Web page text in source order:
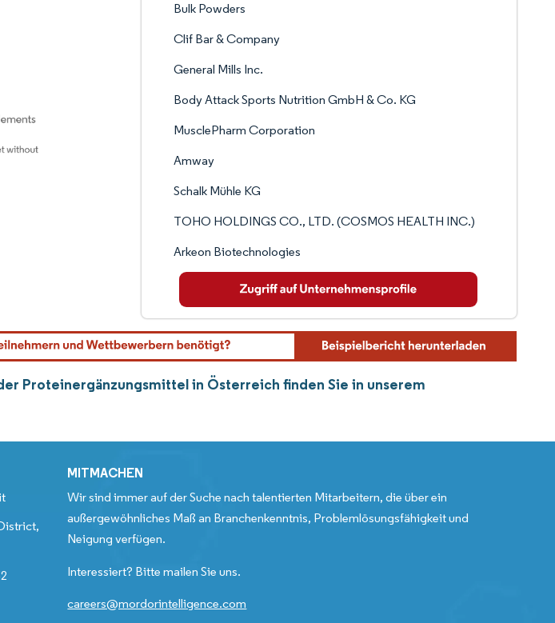
Bulk Powders
Clif Bar & Company
General Mills Inc.
Body Attack Sports Nutrition GmbH & Co. KG
MusclePharm Corporation
Amway
Schalk Mühle KG
TOHO HOLDINGS CO., LTD. (COSMOS HEALTH INC.)
Arkeon Biotechnologies
Proteinergänzungsmittel in Österreich finden Sie in unserem
MITMACHEN
Wir sind immer auf der Suche nach talentierten Mitarbeitern, die über ein
außergewöhnliches Maß an Branchenkenntnis, Problemlösungsfähigkeit und
Neigung verfügen.
Interessiert? Bitte mailen Sie uns.
careers@mordorintelligence.com